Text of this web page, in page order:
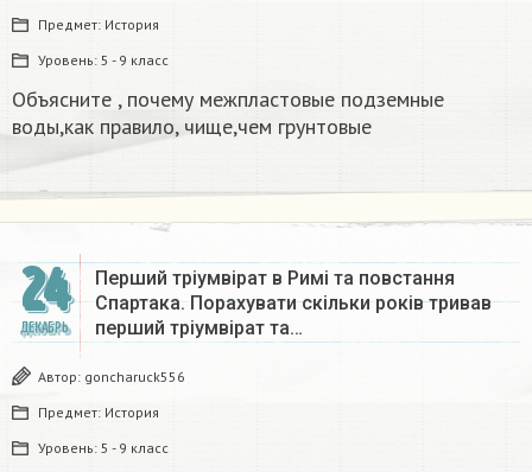
Предмет: История
Уровень: 5 - 9 класс
Объясните , почему межпластовые подземные
воды,как правило, чище,чем грунтовые​
24
ДЕКАБРЬ
Перший тріумвірат в Римі та повстання
Спартака. Порахувати скільки років тривав
перший тріумвірат та…
Автор: goncharuck556
Предмет: История
Уровень: 5 - 9 класс